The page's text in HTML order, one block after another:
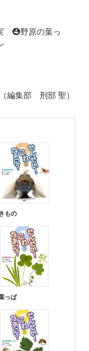
❹野原の葉っ
（編集部 刑部 聖）
もの
っぱ